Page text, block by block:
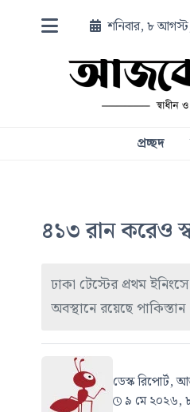
শনিবার, ৮
প্রচ্ছদ
৪১৩ রান করেও
ঢাকা টেস্টের প্রথম
অবস্থানে রয়েছে
ডেস্ক রিপোর্ট,
৯ মে ২০২৬,